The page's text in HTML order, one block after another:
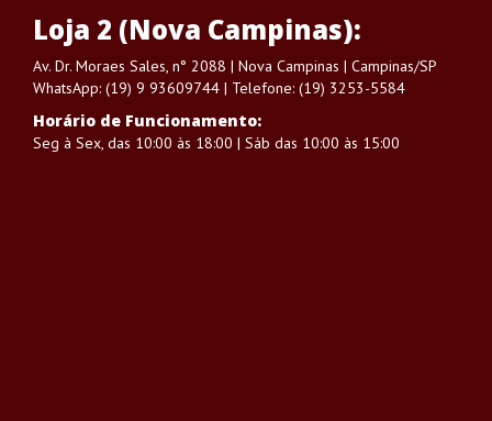
Loja 2 (Nova Campinas):
Av. Dr. Moraes Sales, n° 2088 | Nova Campinas | Campinas/SP
WhatsApp: (19) 9 93609744 | Telefone: (19) 3253-5584
Horário de Funcionamento:
Seg à Sex, das 10:00 às 18:00 | Sáb das 10:00 às 15:00